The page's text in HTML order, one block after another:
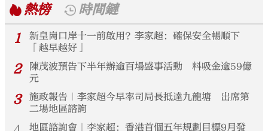
熱榜
時間鏈
1
新皇崗口岸十一前啟用？李家超：確保安全暢順下
「越早越好」
2
陳茂波預告下半年辦逾百場盛事活動 料吸金逾59億
元
3
施政報告｜李家超今早率司局長抵達九龍塘 出席第
二場地區諮詢
地區諮詢會｜李家超：香港首個五年規劃目標9月發